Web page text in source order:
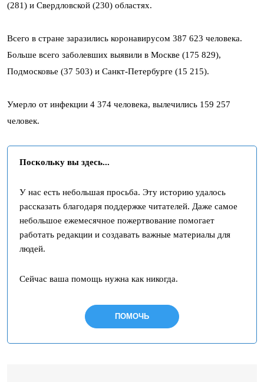
(281) и Свердловской (230) областях.
Всего в стране заразились коронавирусом 387 623 человека.
Больше всего заболевших выявили в Москве (175 829),
Подмосковье (37 503) и Санкт-Петербурге (15 215).
Умерло от инфекции 4 374 человека, вылечились 159 257
человек.
Поскольку вы здесь...
У нас есть небольшая просьба. Эту историю удалось
рассказать благодаря поддержке читателей. Даже самое
небольшое ежемесячное пожертвование помогает
работать редакции и создавать важные материалы для
людей.
Сейчас ваша помощь нужна как никогда.
ПОМОЧЬ